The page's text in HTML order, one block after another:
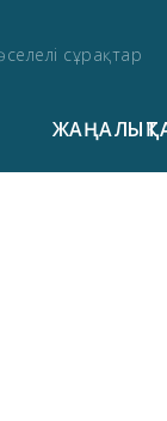
сұрақтар